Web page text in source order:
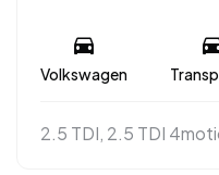
Volkswagen
2.5 TDI, 2.5 TDI